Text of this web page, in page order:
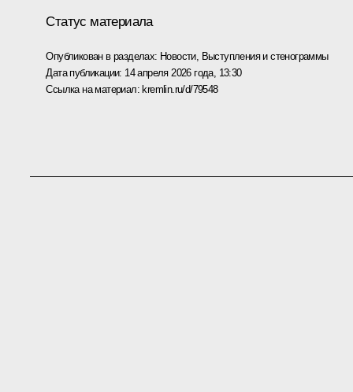
Статус материала
Опубликован в разделах: Новости, Выступления и стенограммы
Дата публикации: 14 апреля 2026 года, 13:30
Ссылка на материал: kremlin.ru/d/79548